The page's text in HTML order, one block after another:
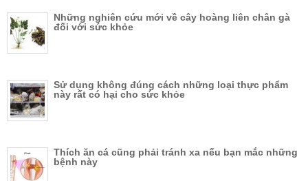
Những nghiên cứu mới về cây hoàng liên chân gà
đối với sức khỏe
Sử dụng không đúng cách những loại thực phẩm
này rất có hại cho sức khỏe
Thích ăn cá cũng phải tránh xa nếu bạn mắc những
bệnh này